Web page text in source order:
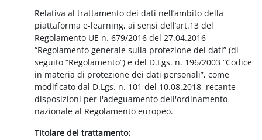
Relativa al trattamento dei dati nell’ambito della
piattaforma e-learning, ai sensi dell’art.13 del
Regolamento UE n. 679/2016 del 27.04.2016
“Regolamento generale sulla protezione dei dati” (di
seguito “Regolamento”) e del D.Lgs. n. 196/2003 “Codice
in materia di protezione dei dati personali”, come
modificato dal D.Lgs. n. 101 del 10.08.2018, recante
disposizioni per l'adeguamento dell'ordinamento
nazionale al Regolamento europeo.
Titolare del trattamento: